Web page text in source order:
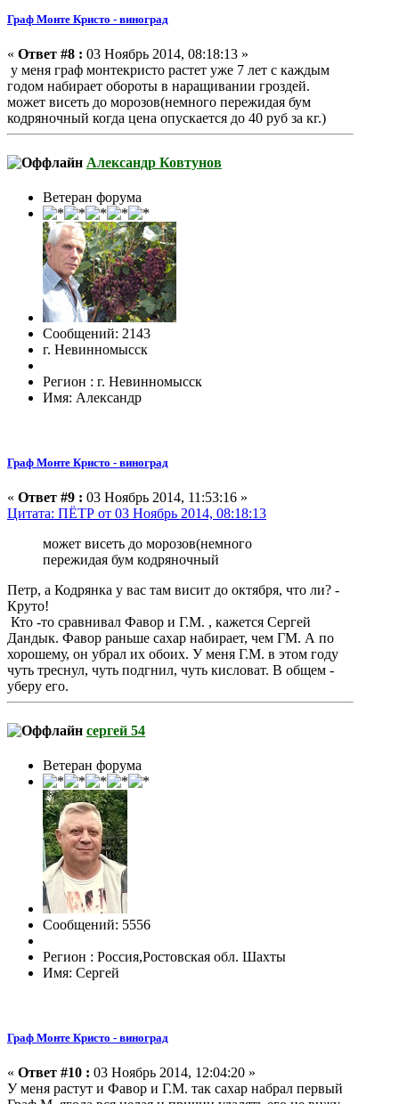
Граф Монте Кристо - виноград
« Ответ #8 : 03 Ноябрь 2014, 08:18:13 »
у меня граф монтекристо растет уже 7 лет с каждым
годом набирает обороты в наращивании гроздей.
может висеть до морозов(немного пережидая бум
кодряночный когда цена опускается до 40 руб за кг.)
Александр Ковтунов
Ветеран форума
Сообщений: 2143
г. Невинномысск
Регион : г. Невинномысск
Имя: Александр
Граф Монте Кристо - виноград
« Ответ #9 : 03 Ноябрь 2014, 11:53:16 »
Цитата: ПЁТР от 03 Ноябрь 2014, 08:18:13
может висеть до морозов(немного
пережидая бум кодряночный
Петр, а Кодрянка у вас там висит до октября, что ли? -
Круто!
Кто -то сравнивал Фавор и Г.М. , кажется Сергей
Дандык. Фавор раньше сахар набирает, чем ГМ. А по
хорошему, он убрал их обоих. У меня Г.М. в этом году
чуть треснул, чуть подгнил, чуть кисловат. В общем -
уберу его.
сергей 54
Ветеран форума
Сообщений: 5556
Регион : Россия,Ростовская обл. Шахты
Имя: Сергей
Граф Монте Кристо - виноград
« Ответ #10 : 03 Ноябрь 2014, 12:04:20 »
У меня растут и Фавор и Г.М. так сахар набрал первый